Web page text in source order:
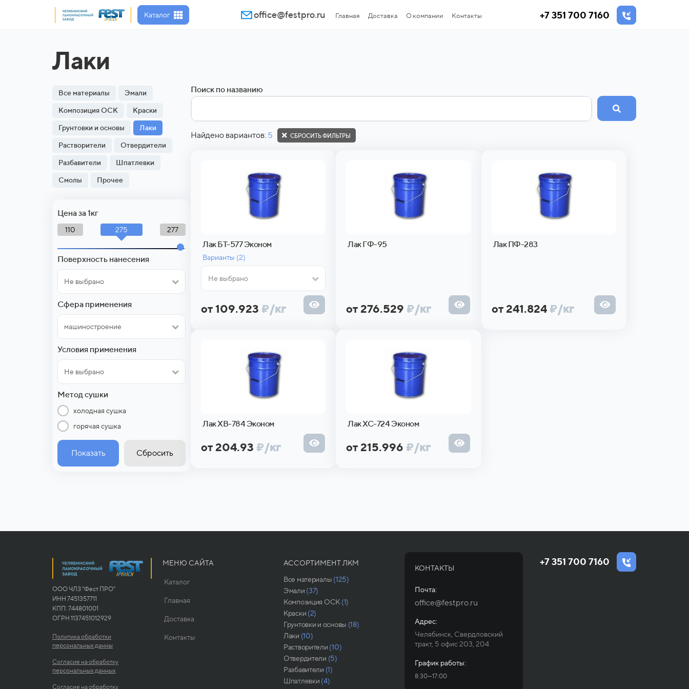
Каталог office@festpro.ru Главная Доставка О компании Контакты +7 351 700 7160
Лаки
Все материалы Эмали
Композиция ОСК Краски
Грунтовки и основы Лаки
Растворители Отвердители
Разбавители Шпатлевки
Смолы Прочее
Цена за 1кг
110 275 277
Поверхность нанесения
Не выбрано
Сфера применения
машиностроение
Условия применения
Не выбрано
Метод сушки
холодная сушка
горячая сушка
Показать Сбросить
Поиск по названию
Найдено вариантов: 5 СБРОСИТЬ ФИЛЬТРЫ
Лак БТ-577 Эконом
Варианты (2)
Не выбрано
от 109.923 ₽/кг
Лак ГФ-95
от 276.529 ₽/кг
Лак ПФ-283
от 241.824 ₽/кг
Лак ХВ-784 Эконом
от 204.93 ₽/кг
Лак ХС-724 Эконом
от 215.996 ₽/кг
ООО ЧЛЗ "Фест ПРО"
ИНН 7451357711
КПП: 744801001
ОГРН 1137451012929
Политика обработки
персональных данны
Согласие на обработку
персональных данных
Согласие на обработку
МЕНЮ САЙТА
Каталог
Главная
Доставка
Контакты
АССОРТИМЕНТ ЛКМ
Все материалы (125)
Эмали (37)
Композиция ОСК (1)
Краски (2)
Грунтовки и основы (18)
Лаки (10)
Растворители (10)
Отвердители (5)
Разбавители (1)
Шпатлевки (4)
КОНТАКТЫ
Почта:
office@festpro.ru
Адрес:
Челябинск, Свердловский
тракт, 5 офис 203, 204
График работы:
8:30—17:00
+7 351 700 7160